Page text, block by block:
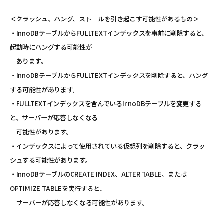
＜クラッシュ、ハング、ストールを引き起こす可能性があるもの＞
・InnoDBテーブルからFULLTEXTインデックスを事前に削除すると、
起動時にハングする可能性が
あります。
・InnoDBテーブルからFULLTEXTインデックスを削除すると、ハング
する可能性があります。
・FULLTEXTインデックスを含んでいるInnoDBテーブルを変更する
と、サーバーが応答しなくなる
可能性があります。
・インデックスによって使用されている仮想列を削除すると、クラッ
シュする可能性があります。
・InnoDBテーブルのCREATE INDEX、ALTER TABLE、または
OPTIMIZE TABLEを実行すると、
サーバーが応答しなくなる可能性があります。